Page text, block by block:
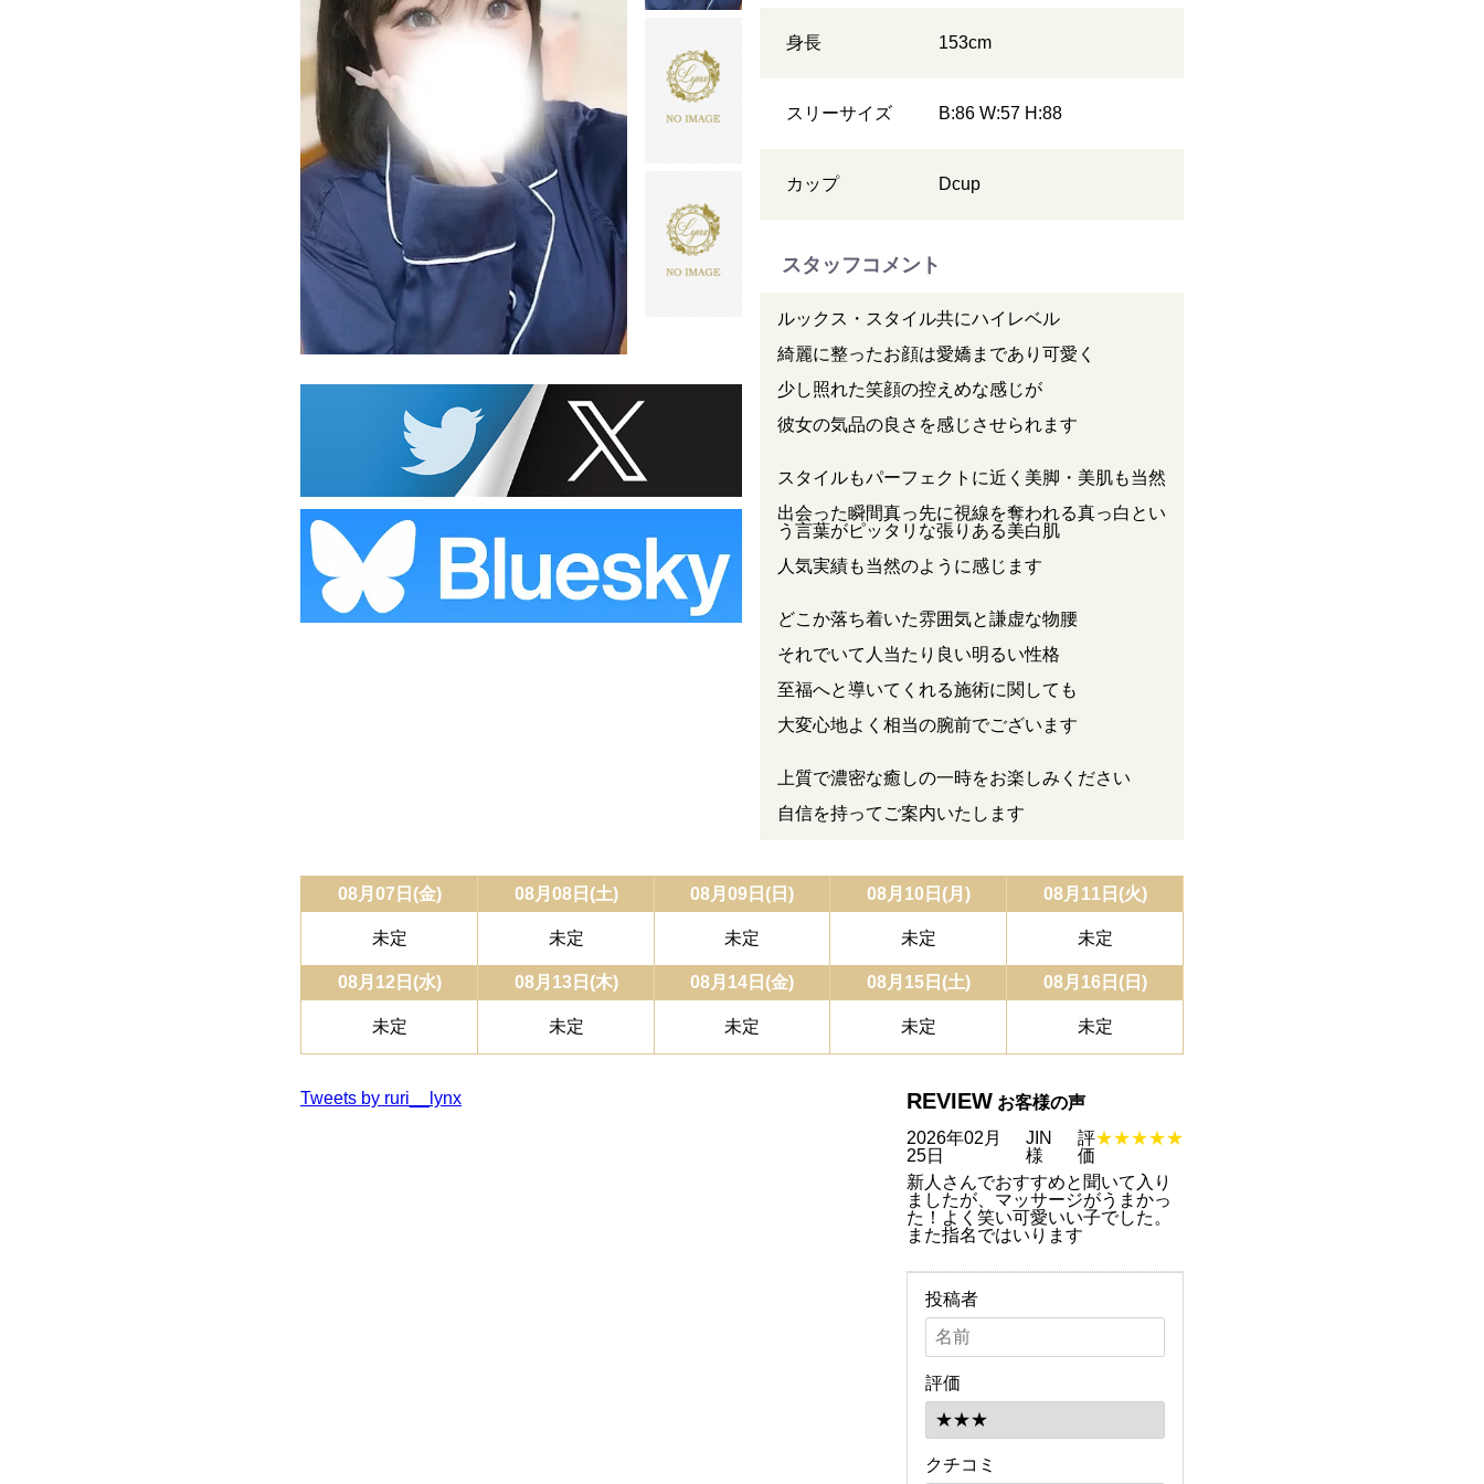
身長 153cm
スリーサイズ B:86 W:57 H:88
カップ Dcup
スタッフコメント
ルックス・スタイル共にハイレベル
綺麗に整ったお顔は愛嬌まであり可愛く
少し照れた笑顔の控えめな感じが
彼女の気品の良さを感じさせられます
スタイルもパーフェクトに近く美脚・美肌も当然
出会った瞬間真っ先に視線を奪われる真っ白とい
う言葉がピッタリな張りある美白肌
人気実績も当然のように感じます
どこか落ち着いた雰囲気と謙虚な物腰
それでいて人当たり良い明るい性格
至福へと導いてくれる施術に関しても
大変心地よく相当の腕前でございます
上質で濃密な癒しの一時をお楽しみください
自信を持ってご案内いたします
08月07日(金) 08月08日(土) 08月09日(日) 08月10日(月) 08月11日(火)
未定 未定 未定 未定 未定
08月12日(水) 08月13日(木) 08月14日(金) 08月15日(土) 08月16日(日)
未定 未定 未定 未定 未定
Tweets by ruri__lynx REVIEW お客様の声
2026年02月
25日
JIN
様
評
価
★★★★★
新人さんでおすすめと聞いて入り
ましたが、マッサージがうまかっ
た！よく笑い可愛いい子でした。
また指名ではいります
投稿者
評価
クチコミ